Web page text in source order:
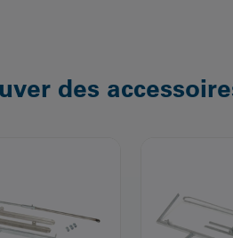
des